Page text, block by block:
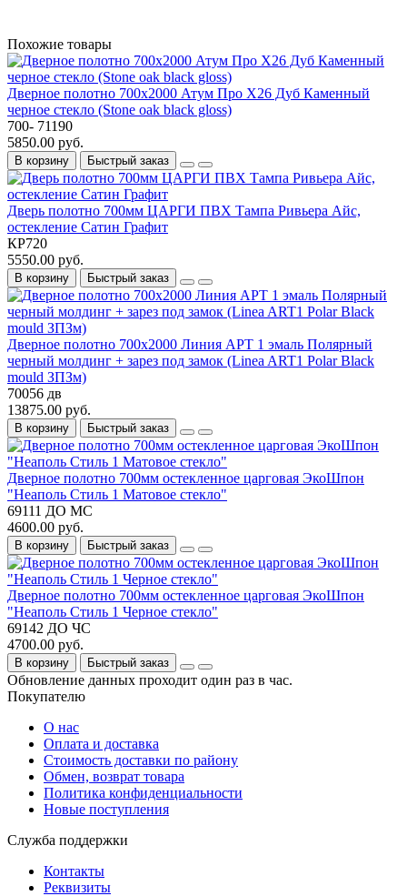
Похожие товары
Дверное полотно 700x2000 Атум Про Х26 Дуб Каменный
черное стекло (Stone oak black gloss)
700- 71190
5850.00 руб.
В корзину Быстрый заказ
Дверь полотно 700мм ЦАРГИ ПВХ Тампа Ривьера Айс,
остекление Сатин Графит
КР720
5550.00 руб.
В корзину Быстрый заказ
Дверное полотно 700x2000 Линия АРТ 1 эмаль Полярный
черный молдинг + зарез под замок (Linea ART1 Polar Black
mould ЗПЗм)
70056 дв
13875.00 руб.
В корзину Быстрый заказ
Дверное полотно 700мм остекленное царговая ЭкоШпон
"Неаполь Стиль 1 Матовое стекло"
69111 ДО МС
4600.00 руб.
В корзину Быстрый заказ
Дверное полотно 700мм остекленное царговая ЭкоШпон
"Неаполь Стиль 1 Черное стекло"
69142 ДО ЧС
4700.00 руб.
В корзину Быстрый заказ
Обновление данных проходит один раз в час.
Покупателю
О нас
Оплата и доставка
Стоимость доставки по району
Обмен, возврат товара
Политика конфиденциальности
Новые поступления
Служба поддержки
Контакты
Реквизиты